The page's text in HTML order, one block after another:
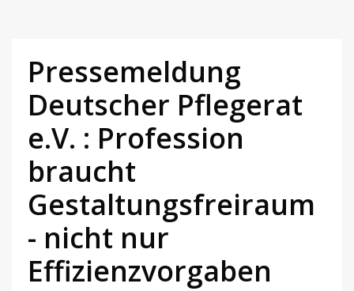
Pressemeldung
Deutscher Pflegerat
e.V. : Profession
braucht
Gestaltungsfreiraum
- nicht nur
Effizienzvorgaben